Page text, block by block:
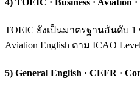
TOEIC ยังเป็นมาตรฐานอันดับ 1
Aviation English ตาม ICAO
5) General English · CEFR ·